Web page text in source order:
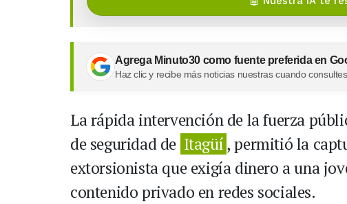
Agrega Minuto30 como fuente preferida en
Haz clic y recibe más noticias nuestras cuando
La rápida intervención de la fuerza
de seguridad de Itagüí, permitió la
extorsionista que exigía dinero a una
contenido privado en redes sociales.